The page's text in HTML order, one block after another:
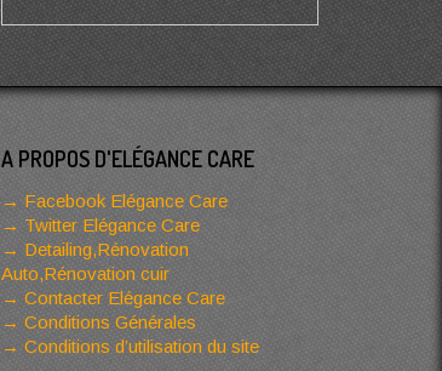
A PROPOS D'ELÉGANCE CARE
Facebook Elégance Care
Twitter Elégance Care
Detailing,Rénovation
Auto,Rénovation cuir
Contacter Elégance Care
Conditions Générales
Conditions d’utilisation du site